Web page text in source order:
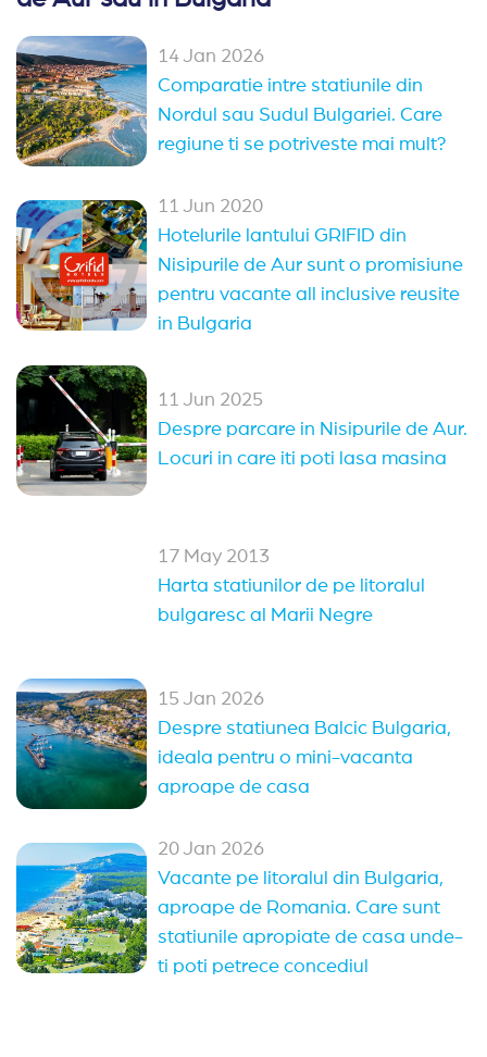
Hoteluri family club Bulgaria
Oferte Rusalii Bulgaria
All Inclusive Bulgaria
Ultra All Inclusive Bulgaria
Alte statiuni in Bulgaria
Sozopol Duni Pomorie Obzor
Balchik Kranevo
Sveti Vlas (13) Nessebar (11) Sozopol (9)
Pomorie (4)
14 Jan 2026
Comparatie intre statiunile din
Nordul sau Sudul Bulgariei. Care
regiune ti se potriveste mai mult?
11 Jun 2020
Hotelurile lantului GRIFID din
Nisipurile de Aur sunt o promisiune
pentru vacante all inclusive reusite
in Bulgaria
11 Jun 2025
Despre parcare in Nisipurile de Aur.
Locuri in care iti poti lasa masina
17 May 2013
Harta statiunilor de pe litoralul
bulgaresc al Marii Negre
15 Jan 2026
Despre statiunea Balcic Bulgaria,
ideala pentru o mini-vacanta
aproape de casa
20 Jan 2026
Vacante pe litoralul din Bulgaria,
aproape de Romania. Care sunt
statiunile apropiate de casa unde-
ti poti petrece concediul